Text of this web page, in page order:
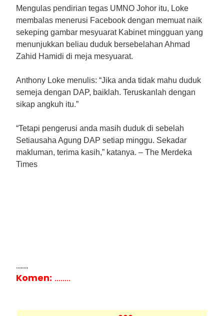
Mengulas pendirian tegas UMNO Johor itu, Loke
membalas menerusi Facebook dengan memuat naik
sekeping gambar mesyuarat Kabinet mingguan yang
menunjukkan beliau duduk bersebelahan Ahmad
Zahid Hamidi di meja mesyuarat.
Anthony Loke menulis: “Jika anda tidak mahu duduk
semeja dengan DAP, baiklah. Teruskanlah dengan
sikap angkuh itu.”
“Tetapi pengerusi anda masih duduk di sebelah
Setiausaha Agung DAP setiap minggu. Sekadar
makluman, terima kasih,” katanya. – The Merdeka
Times
........
Komen: ........